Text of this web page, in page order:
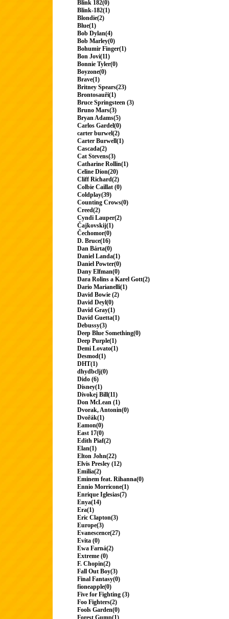
Blink 182(0)
Blink-182(1)
Blondie(2)
Blue(1)
Bob Dylan(4)
Bob Marley(0)
Bohumir Finger(1)
Bon Jovi(11)
Bonnie Tyler(0)
Boyzone(0)
Brave(1)
Britney Spears(23)
Brontosauři(1)
Bruce Springsteen (3)
Bruno Mars(3)
Bryan Adams(5)
Carlos Gardel(0)
carter burwel(2)
Carter Burwell(1)
Cascada(2)
Cat Stevens(3)
Catharine Rollin(1)
Celine Dion(20)
Cliff Richard(2)
Colbie Caillat (0)
Coldplay(39)
Counting Crows(0)
Creed(2)
Cyndi Lauper(2)
Čajkovskij(1)
Čechomor(0)
D. Bruce(16)
Dan Bárta(0)
Daniel Landa(1)
Daniel Powter(0)
Dany Elfman(0)
Dara Rolins a Karel Gott(2)
Dario Marianelli(1)
David Bowie (2)
David Deyl(0)
David Gray(1)
David Guetta(1)
Debussy(3)
Deep Blue Something(0)
Deep Purple(1)
Demi Lovato(1)
Desmod(1)
DHT(1)
dhydbclj(0)
Dido (6)
Disney(1)
Divokej Bill(11)
Don McLean (1)
Dvorak, Antonin(0)
Dvořák(1)
Eamon(0)
East 17(0)
Edith Piaf(2)
Elan(1)
Elton John(22)
Elvis Presley (12)
Emilia(2)
Eminem feat. Rihanna(0)
Ennio Morricone(1)
Enrique Iglesias(7)
Enya(14)
Era(1)
Eric Clapton(3)
Europe(3)
Evanescence(27)
Evita (0)
Ewa Farná(2)
Extreme (0)
F. Chopin(2)
Fall Out Boy(3)
Final Fantasy(0)
fioneapple(0)
Five for Fighting (3)
Foo Fighters(2)
Fools Garden(0)
Forest Gump(1)